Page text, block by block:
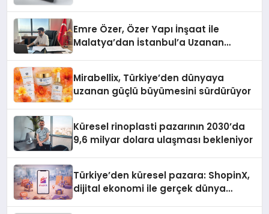
Emre Özer, Özer Yapı İnşaat ile
Malatya’dan İstanbul’a Uzanan
Mirabellix, Türkiye’den dünyaya
uzanan güçlü büyümesini sürdürüyor
Küresel rinoplasti pazarının 2030’da
9,6 milyar dolara ulaşması bekleniyor
Türkiye’den küresel pazara: ShopinX,
dijital ekonomi ile gerçek dünya